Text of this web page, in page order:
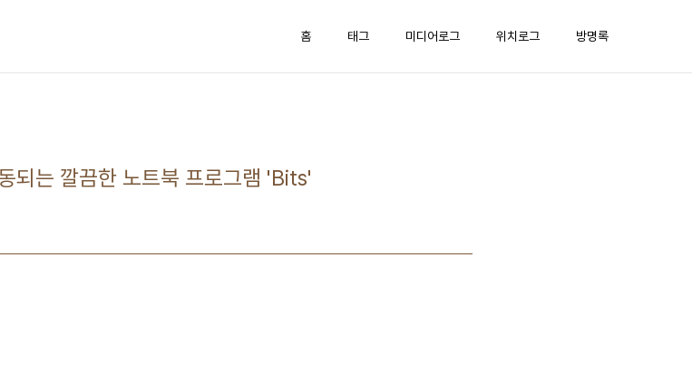
홈 태그 미디어로그 위치로그 방명록
되는 깔끔한 노트북 프로그램 'Bits'